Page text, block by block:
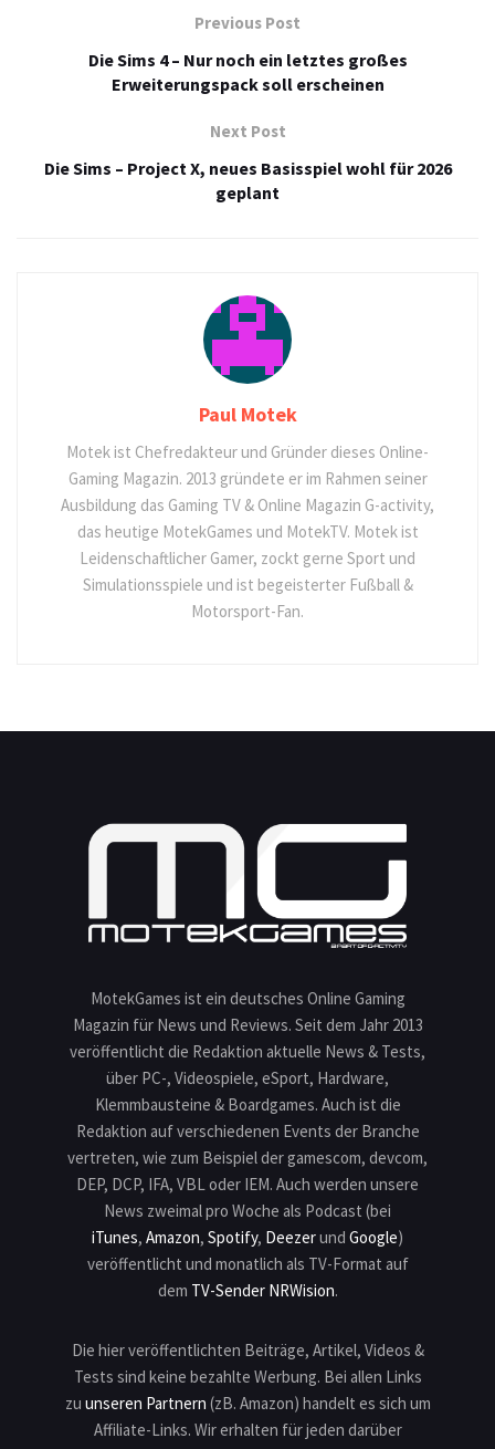
Previous Post
Die Sims 4 – Nur noch ein letztes großes
Erweiterungspack soll erscheinen
Next Post
Die Sims – Project X, neues Basisspiel wohl für 2026
geplant
Paul Motek
Motek ist Chefredakteur und Gründer dieses Online-
Gaming Magazin. 2013 gründete er im Rahmen seiner
Ausbildung das Gaming TV & Online Magazin G-activity,
das heutige MotekGames und MotekTV. Motek ist
Leidenschaftlicher Gamer, zockt gerne Sport und
Simulationsspiele und ist begeisterter Fußball &
Motorsport-Fan.
MotekGames ist ein deutsches Online Gaming
Magazin für News und Reviews. Seit dem Jahr 2013
veröffentlicht die Redaktion aktuelle News & Tests,
über PC-, Videospiele, eSport, Hardware,
Klemmbausteine & Boardgames. Auch ist die
Redaktion auf verschiedenen Events der Branche
vertreten, wie zum Beispiel der gamescom, devcom,
DEP, DCP, IFA, VBL oder IEM. Auch werden unsere
News zweimal pro Woche als Podcast (bei
iTunes, Amazon, Spotify, Deezerund Google)
veröffentlicht und monatlich als TV-Format auf
dem TV-Sender NRWision.
Die hier veröffentlichten Beiträge, Artikel, Videos &
Tests sind keine bezahlte Werbung. Bei allen Links
zu unseren Partnern (zB. Amazon) handelt es sich um
Affiliate-Links. Wir erhalten für jeden darüber